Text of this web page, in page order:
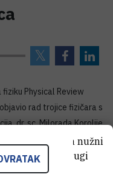
Physical Review
rad trojice fizičara s
dr. sc. Milorada Korolije
trojica autora predložila
subatomskih
Za razliku od
od tih kolačića nužni
dok se drugi
radi